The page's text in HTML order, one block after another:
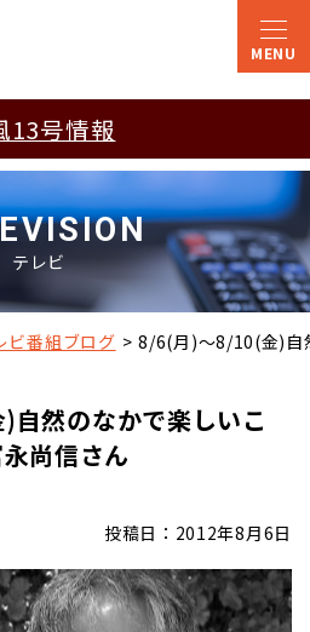
13号情報
テレビ
ビ番組ブログ 8/6(月)～8/10(金)自
然のなかで楽しいこ
尚信さん
投稿日：2012年8月6日